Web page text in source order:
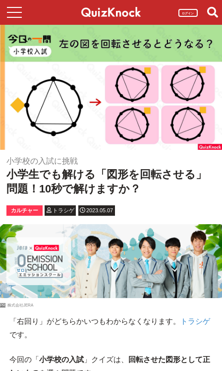
ログイン
小学校の入試に挑戦
小学生でも解ける「図形を回転させる」
問題！10秒で解けますか？
カルチャー トラシゲ 2023.05.07
PR 株式会社JERA
「右回り」がどちらかいつもわからなくなります。
トラシゲ
です。
今回の「小学校の入試」クイズは、
回転させた図形として正